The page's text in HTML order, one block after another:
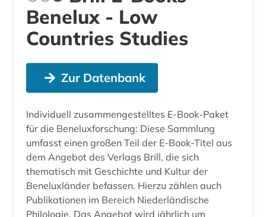
Benelux - Low
Countries Studies
Zur Datenbank
Individuell zusammengestelltes E-Book-Paket
für die Beneluxforschung: Diese Sammlung
umfasst einen großen Teil der E-Book-Titel aus
dem Angebot des Verlags Brill, die sich
thematisch mit Geschichte und Kultur der
Beneluxländer befassen. Hierzu zählen auch
Publikationen im Bereich Niederländische
Philologie. Das Angebot wird jährlich um